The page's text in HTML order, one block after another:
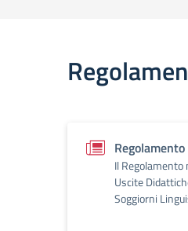
Il Regolamento
Uscite
Soggiorni